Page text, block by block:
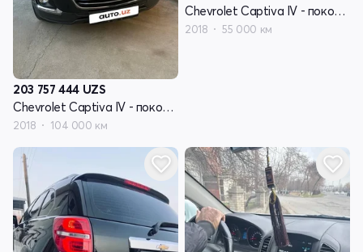
203 757 444 UZS
Chevrolet Captiva IV - поколение
2018 104 000 км
Chevrolet Captiva IV - поколение
2018 55 000 км